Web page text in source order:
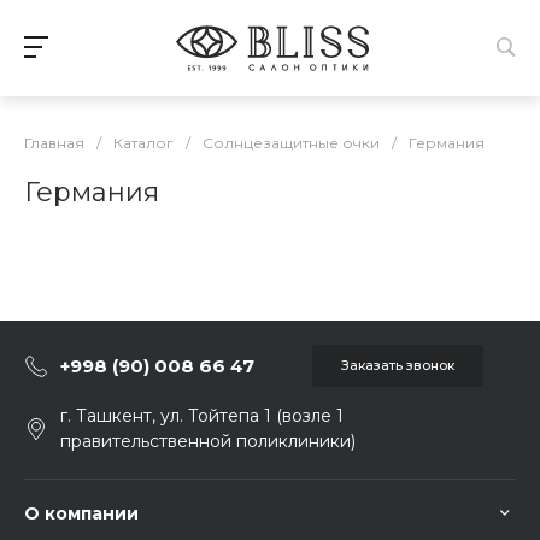
Главная / Каталог / Солнцезащитные очки / Германия
Германия
+998 (90) 008 66 47 Заказать звонок
г. Ташкент, ул. Тойтепа 1 (возле 1
правительственной поликлиники)
О компании